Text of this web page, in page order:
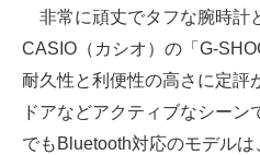
ITの今と未来を見通す
スマホと通信の最新トレンド
進化するPCとデバイスの未来
非常に頑丈でタフな腕時計
CASIO（カシオ）の「G-
耐久性と利便性の高さに定評
ドアなどアクティブなシーン
でもBluetooth対応のモデル